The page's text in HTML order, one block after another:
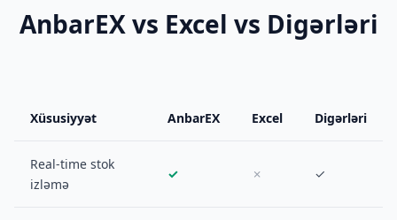
AnbarEX vs Excel vs Digərləri
Xüsusiyyət AnbarEX Excel Digərləri
Real-time stok
izləmə
✓ ✗ ✓